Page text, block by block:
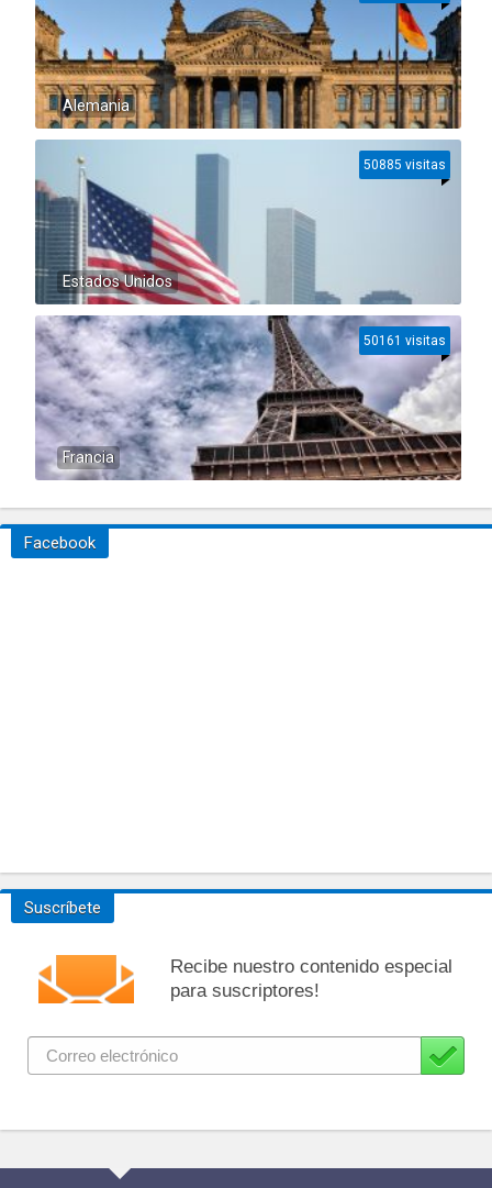
Alemania
Estados Unidos
50885 visitas
Francia
50161 visitas
Facebook
Suscríbete
Recibe nuestro contenido especial
para suscriptores!